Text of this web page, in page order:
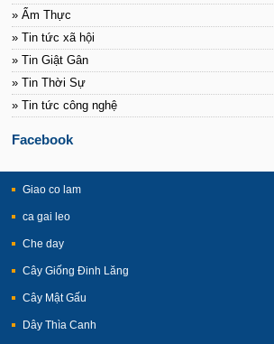
» Ẩm Thực
» Tin tức xã hội
» Tin Giật Gân
» Tin Thời Sự
» Tin tức công nghệ
Facebook
Giao co lam
ca gai leo
Che day
Cây Giống Đinh Lăng
Cây Mật Gấu
Dây Thìa Canh